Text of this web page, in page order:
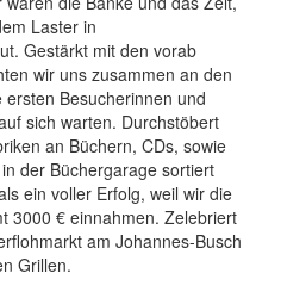
Laster in
Gestärkt mit den vorab
wir uns zusammen an den
Besucherinnen und
sich warten. Durchstöbert
an Büchern, CDs, sowie
der Büchergarage sortiert
ein voller Erfolg, weil wir die
3000 € einnahmen. Zelebriert
am Johannes-Busch
Grillen.